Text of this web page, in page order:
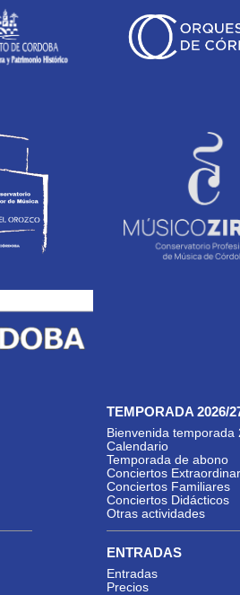
TEMPORADA 2026/
Bienvenida temporada
Calendario
Temporada de abono
Conciertos
Conciertos Familiares
Conciertos Didácticos
Otras actividades
ENTRADAS
Entradas
Precios